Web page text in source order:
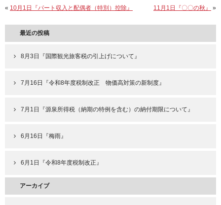
« 10月1日『パート収入と配偶者（特別）控除』 11月1日『〇〇の秋』 »
最近の投稿
8月3日『国際観光旅客税の引上げについて』
7月16日『令和8年度税制改正 物価高対策の新制度』
7月1日『源泉所得税（納期の特例を含む）の納付期限について』
6月16日『梅雨』
6月1日『令和8年度税制改正』
アーカイブ